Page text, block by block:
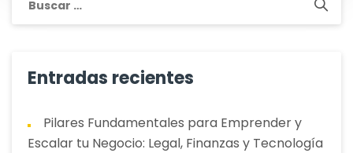
Entradas recientes
Pilares Fundamentales para Emprender y
Escalar tu Negocio: Legal, Finanzas y Tecnología